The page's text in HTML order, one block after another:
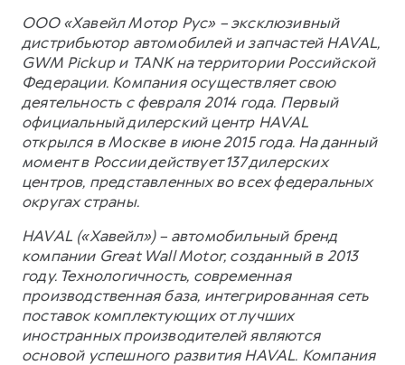
ООО «Хавейл Мотор Рус» – эксклюзивный
дистрибьютор автомобилей и запчастей HAVAL,
GWM Pickup и TANK на территории Российской
Федерации. Компания осуществляет свою
деятельность с февраля 2014 года. Первый
официальный дилерский центр HAVAL
открылся в Москве в июне 2015 года. На данный
момент в России действует 137 дилерских
центров, представленных во всех федеральных
округах страны.
HAVAL («Хавейл») – автомобильный бренд
компании Great Wall Motor, созданный в 2013
году. Технологичность, современная
производственная база, интегрированная сеть
поставок комплектующих от лучших
иностранных производителей являются
основой успешного развития HAVAL. Компания